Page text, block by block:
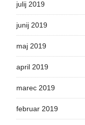
julij 2019
junij 2019
maj 2019
april 2019
marec 2019
februar 2019